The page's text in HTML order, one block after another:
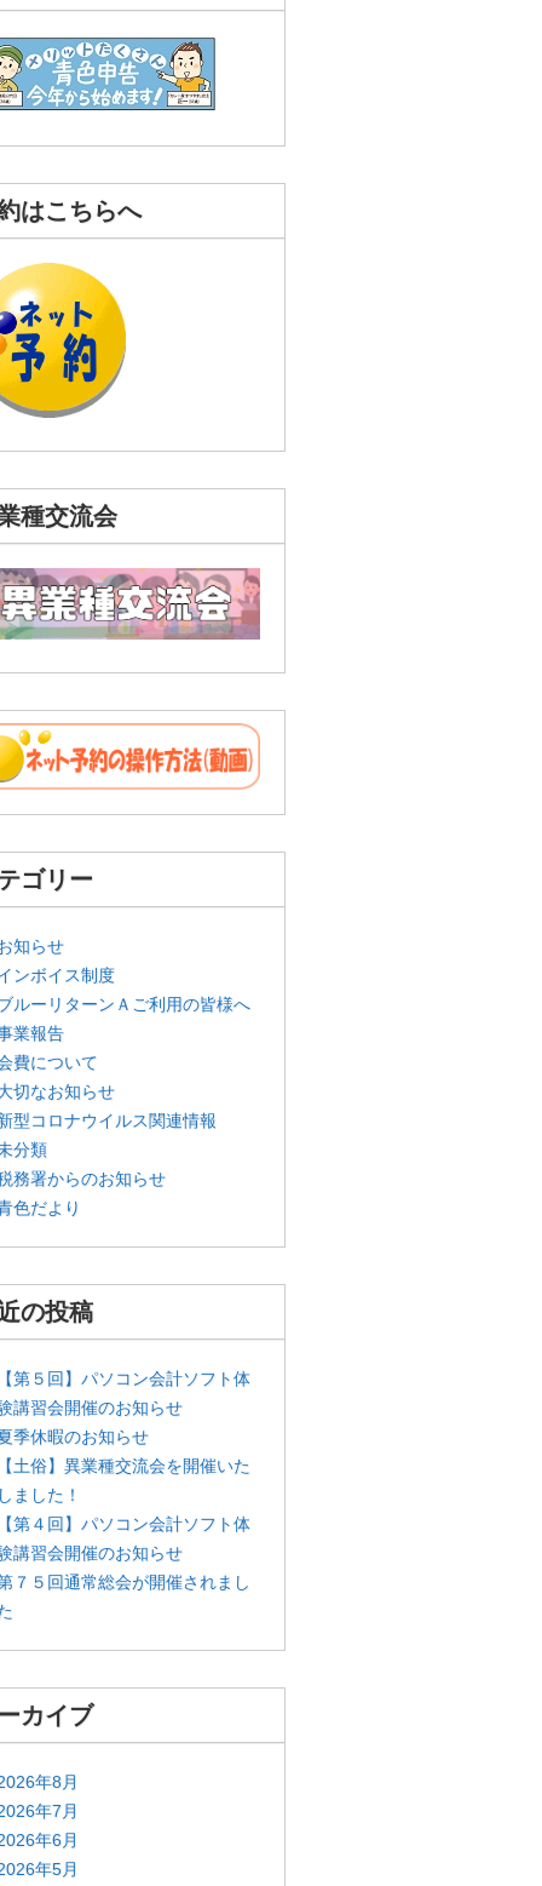
はこちらへ
種交流会
ゴリー
知らせ
ンボイス制度
ルーリターンＡご利用の皆様へ
業報告
費について
切なお知らせ
型コロナウイルス関連情報
分類
務署からのお知らせ
色だより
の投稿
第５回】パソコン会計ソフト体
講習会開催のお知らせ
季休暇のお知らせ
土俗】異業種交流会を開催いた
ました！
第４回】パソコン会計ソフト体
講習会開催のお知らせ
７５回通常総会が開催されまし
カイブ
年8月
年7月
年6月
年5月